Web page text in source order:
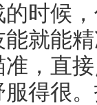
时候
就能
，直
得很